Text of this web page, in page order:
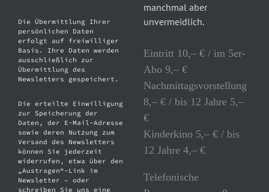
Die Übermittlung Ihrer
persönlichen Daten
erfolgt auf freiwilliger
Basis. Ihre Daten werden
ausschließlich zur
Übermittlung des
Newsletters gespeichert.
Die erteilte Einwilligung
zur Speicherung der
Daten, der E-Mail-Adresse
sowie deren Nutzung zum
Versand des Newsletters
können Sie jederzeit
widerrufen, etwa über den
„Austragen“-Link im
Newsletter – oder
schreiben Sie uns eine
manchmal aber
unvermeidlich.
Eintritt 10,– € / im 5er-
Abo 9,– €
Nachmittagsvorstellung
8,– € / bis 12 Jahre 5,–
€
Kinderkino 5,– € / bis
12 Jahre 4,– €
Telefonische